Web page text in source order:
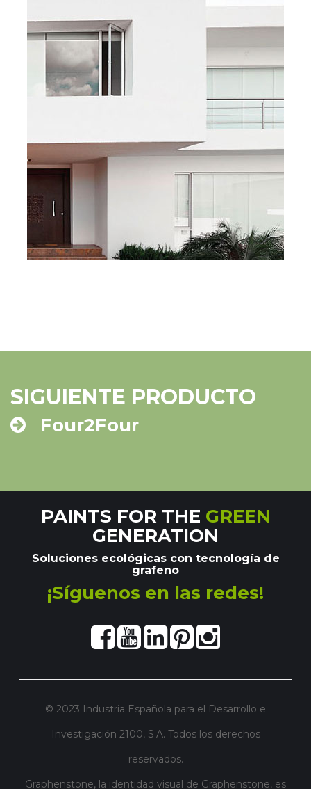
SIGUIENTE PRODUCTO
Four2Four
PAINTS FOR THE GREEN
GENERATION
Soluciones ecológicas con tecnología de
grafeno
¡Síguenos en las redes!
© 2023 Industria Española para el Desarrollo e
Investigación 2100, S.A. Todos los derechos
reservados.
Graphenstone, la identidad visual de Graphenstone, es